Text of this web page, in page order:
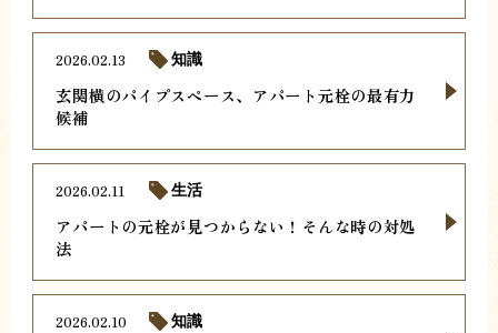
玄関横のパイプスペース、アパート元栓の最有力
候補
2026.02.13 知識
アパートの元栓が見つからない！そんな時の対処
法
2026.02.11 生活
2026.02.10 知識